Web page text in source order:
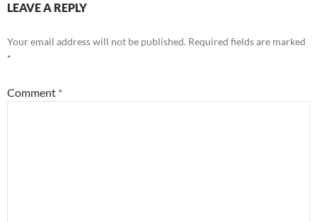
LEAVE A REPLY
Your email address will not be published. Required fields are marked
*
Comment *